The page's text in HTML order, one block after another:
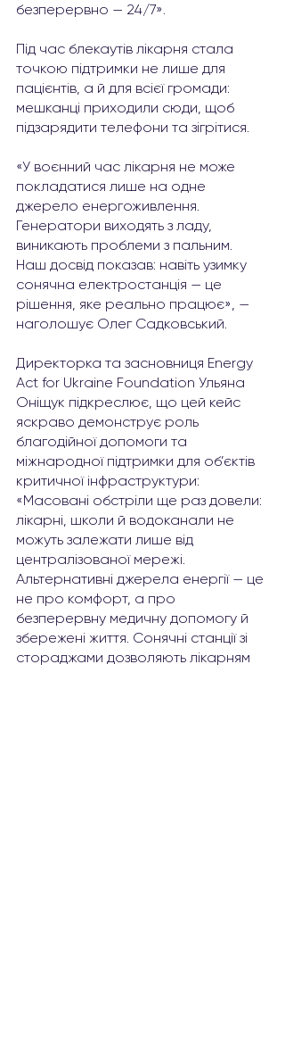
безперервно — 24/7».
Під час блекаутів лікарня стала
точкою підтримки не лише для
пацієнтів, а й для всієї громади:
мешканці приходили сюди, щоб
підзарядити телефони та зігрітися.
«У воєнний час лікарня не може
покладатися лише на одне
джерело енергоживлення.
Генератори виходять з ладу,
виникають проблеми з пальним.
Наш досвід показав: навіть узимку
сонячна електростанція — це
рішення, яке реально працює», —
наголошує Олег Садковський.
Директорка та засновниця Energy
Act for Ukraine Foundation Ульяна
Оніщук підкреслює, що цей кейс
яскраво демонструє роль
благодійної допомоги та
міжнародної підтримки для об’єктів
критичної інфраструктури:
«Масовані обстріли ще раз довели:
лікарні, школи й водоканали не
можуть залежати лише від
централізованої мережі.
Альтернативні джерела енергії — це
не про комфорт, а про
безперервну медичну допомогу й
збережені життя. Сонячні станції зі
стораджами дозволяють лікарням